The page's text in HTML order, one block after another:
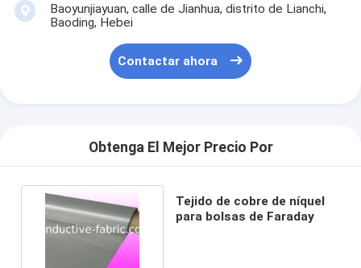
Baoyunjiayuan, calle de Jianhua, distrito de Lianchi,
Baoding, Hebei
Contactar ahora
Obtenga El Mejor Precio Por
Tejido de cobre de níquel
para bolsas de Faraday